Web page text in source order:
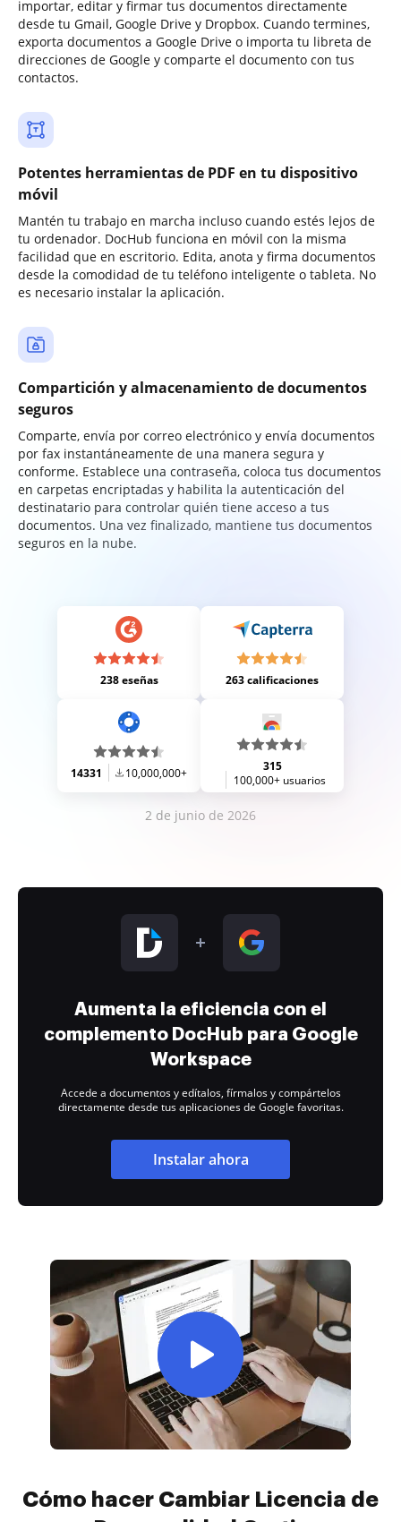
importar, editar y firmar tus documentos directamente
desde tu Gmail, Google Drive y Dropbox. Cuando termines,
exporta documentos a Google Drive o importa tu libreta de
direcciones de Google y comparte el documento con tus
contactos.
Potentes herramientas de PDF en tu dispositivo
móvil
Mantén tu trabajo en marcha incluso cuando estés lejos de
tu ordenador. DocHub funciona en móvil con la misma
facilidad que en escritorio. Edita, anota y firma documentos
desde la comodidad de tu teléfono inteligente o tableta. No
es necesario instalar la aplicación.
Compartición y almacenamiento de documentos
seguros
Comparte, envía por correo electrónico y envía documentos
por fax instantáneamente de una manera segura y
conforme. Establece una contraseña, coloca tus documentos
en carpetas encriptadas y habilita la autenticación del
destinatario para controlar quién tiene acceso a tus
documentos. Una vez finalizado, mantiene tus documentos
seguros en la nube.
238 eseñas 263 calificaciones
14331 10,000,000+
315
100,000+ usuarios
2 de junio de 2026
Aumenta la eficiencia con el
complemento DocHub para Google
Workspace
Accede a documentos y edítalos, fírmalos y compártelos
directamente desde tus aplicaciones de Google favoritas.
Instalar ahora
Cómo hacer Cambiar Licencia de